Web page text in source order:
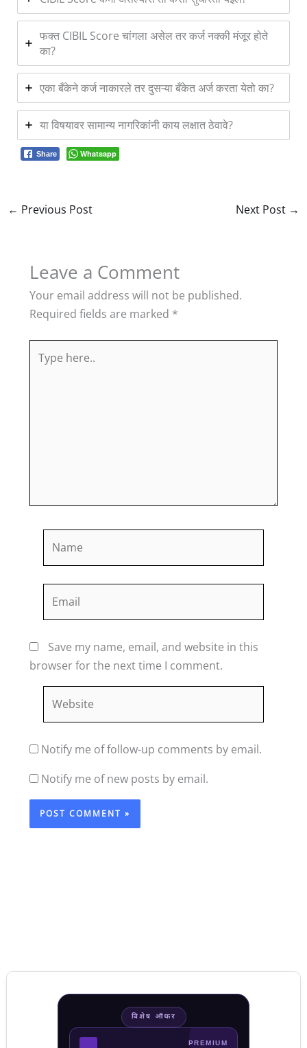
फक्त CIBIL Score चांगला असेल तर कर्ज नक्की मंजूर होते
का?
एका बँकेने कर्ज नाकारले तर दुसऱ्या बँकेत अर्ज करता येतो का?
या विषयावर सामान्य नागरिकांनी काय लक्षात ठेवावे?
Share Whatsapp
← Previous Post Next Post →
Leave a Comment
Your email address will not be published.
Required fields are marked *
here..
Save my name, email, and website in this
browser for the next time I comment.
Notify me of follow-up comments by email.
Notify me of new posts by email.
विशेष ऑफर
PREMIUM